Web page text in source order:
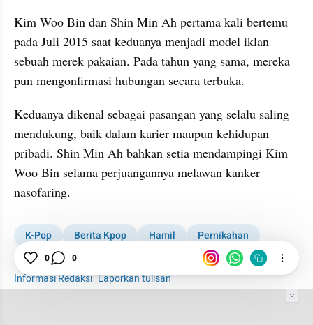
Kim Woo Bin dan Shin Min Ah pertama kali bertemu
pada Juli 2015 saat keduanya menjadi model iklan
sebuah merek pakaian. Pada tahun yang sama, mereka
pun mengonfirmasi hubungan secara terbuka.
Keduanya dikenal sebagai pasangan yang selalu saling
mendukung, baik dalam karier maupun kehidupan
pribadi. Shin Min Ah bahkan setia mendampingi Kim
Woo Bin selama perjuangannya melawan kanker
nasofaring.
K-Pop Berita Kpop Hamil
Pernikahan
Kim Woo Bin
Agensi
Pasangan
Informasi Redaksi·Laporkan tulisan
0 0